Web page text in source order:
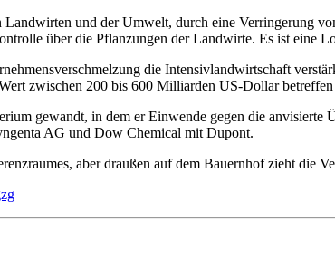
und der Umwelt, durch eine Verringerung
über die Pflanzungen der Landwirte. Es ist eine
die Intensivlandwirtschaft
zwischen 200 bis 600 Milliarden US-Dollar
gewandt, in dem er Einwende gegen die
AG und Dow Chemical mit Dupont.
aber draußen auf dem Bauernhof zieht die